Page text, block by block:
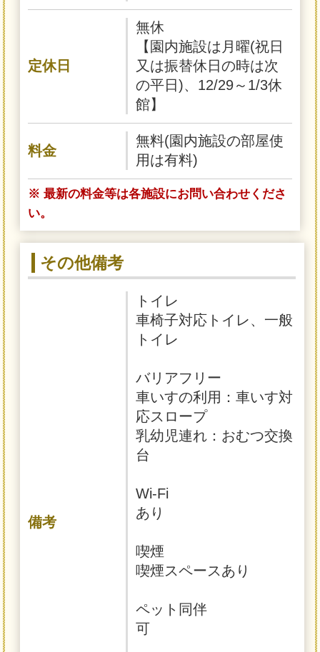
定休日
無休
【園内施設は月曜(祝日
又は振替休日の時は次
の平日)、12/29～1/3休
館】
料金
無料(園内施設の部屋使
用は有料)
※ 最新の料金等は各施設にお問い合わせくださ
い。
その他備考
備考
トイレ
車椅子対応トイレ、一般
トイレ
バリアフリー
車いすの利用：車いす対
応スロープ
乳幼児連れ：おむつ交換
台
Wi-Fi
あり
喫煙
喫煙スペースあり
ペット同伴
可